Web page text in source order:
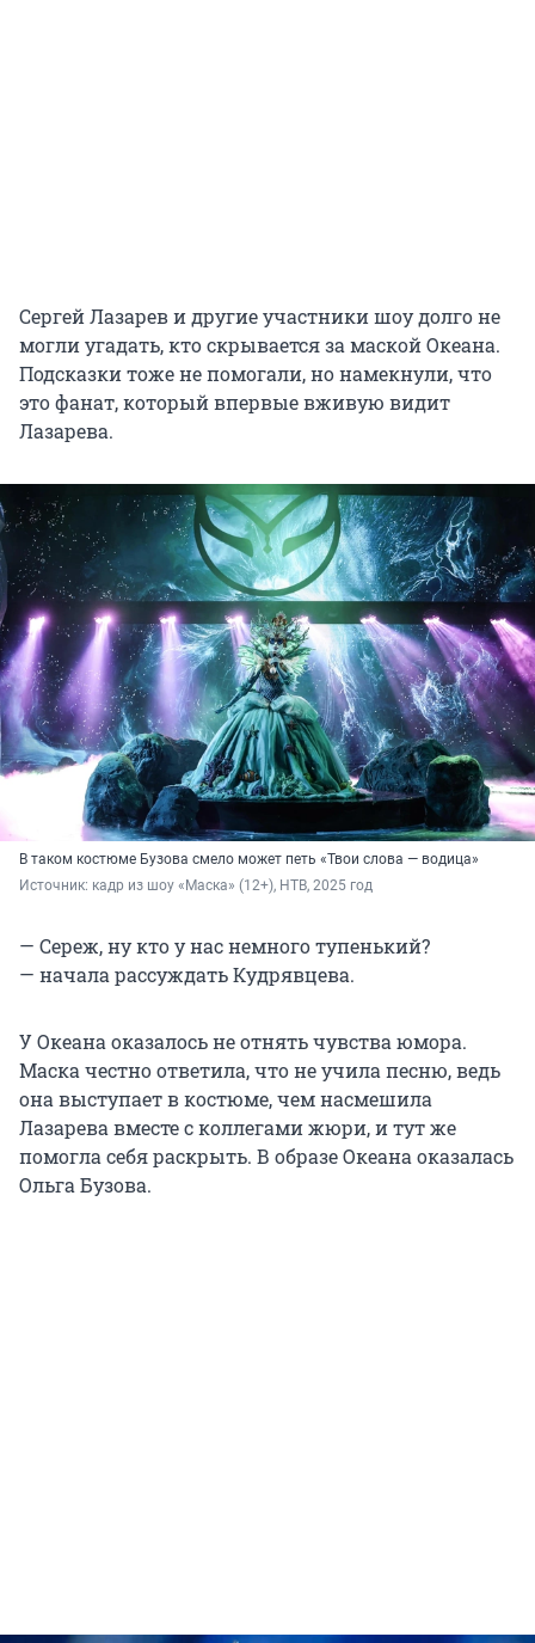
Сергей Лазарев и другие участники шоу долго не
могли угадать, кто скрывается за маской Океана.
Подсказки тоже не помогали, но намекнули, что
это фанат, который впервые вживую видит
Лазарева.
В таком костюме Бузова смело может петь «Твои слова — водица»
Источник: кадр из шоу «Маска» (12+), НТВ, 2025 год
— Сереж, ну кто у нас немного тупенький?
— начала рассуждать Кудрявцева.
У Океана оказалось не отнять чувства юмора.
Маска честно ответила, что не учила песню, ведь
она выступает в костюме, чем насмешила
Лазарева вместе с коллегами жюри, и тут же
помогла себя раскрыть. В образе Океана оказалась
Ольга Бузова.